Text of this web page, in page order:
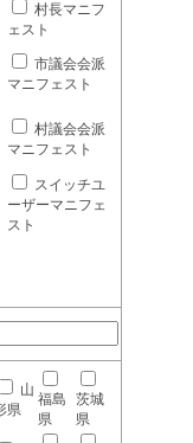
村長マニフ
ェスト
市議会会派
マニフェスト
村議会会派
マニフェスト
スイッチユ
ーザーマニフェ
スト
山
県
福島
県
茨城
県